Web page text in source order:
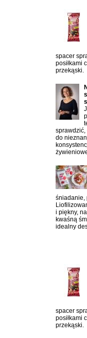
spacer
posiłkami
przekąski.
do
śniadanie,
i piękny,
kwaśną
idealny
spacer
posiłkami
przekąski.